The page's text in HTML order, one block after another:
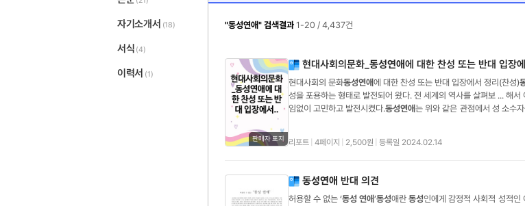
자기소개서 (18)
서식 (4)
이력서 (1)
"동성연애" 검색결과 1-20 / 4,437건
판매자 표지
현대사회의문화_ 동성연애에 대한 찬성 또는 반대 입장
현대사회의 문화동성연애에 대한 찬성 또는 반대 입장에서 정리(찬성)
성을 포용하는 형태로 발전되어 왔다. 전 세계의 역사를 살펴보 ... 해
임없이 고민하고 발전시켰다.동성연애는 위와 같은 관점에서 성 소수
리포트 4페이지 2,500원 등록일 2024.02.14
동성연애 반대 의견
허용할 수 없는 ‘동성 연애’동성애란 동성인에게 감정적 사회적 성적인